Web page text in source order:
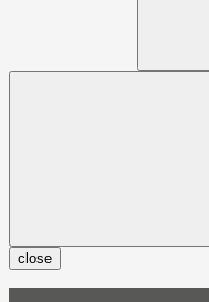
close